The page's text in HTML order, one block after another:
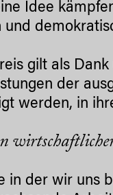
Idee
und
gilt als
der
werden, in
in der wir uns